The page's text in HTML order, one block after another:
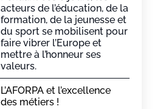
acteurs de l’éducation, de la
formation, de la jeunesse et
du sport se mobilisent pour
faire vibrer l’Europe et
mettre à l’honneur ses
valeurs.
L’AFORPA et l’excellence
des métiers !